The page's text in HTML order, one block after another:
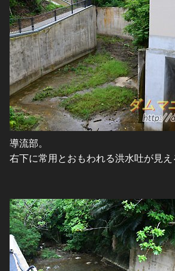
導流部。
右下に常用とおもわれる洪水吐が見え